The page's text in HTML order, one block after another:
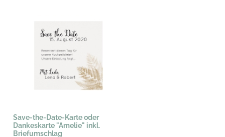
Save-the-Date-Karte oder
Dankeskarte "Amelie" inkl.
Briefumschlag